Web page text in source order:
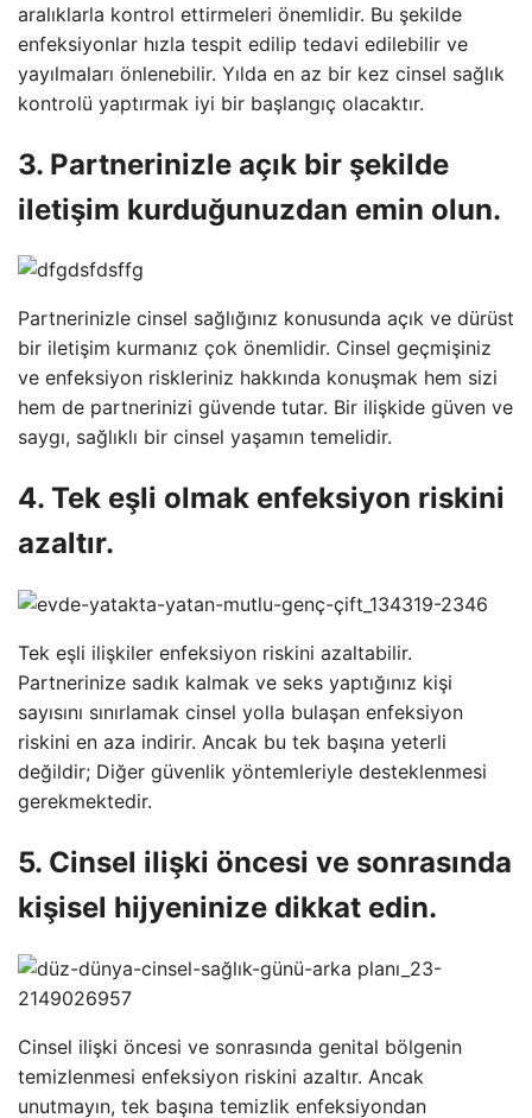
aralıklarla kontrol ettirmeleri önemlidir. Bu şekilde
enfeksiyonlar hızla tespit edilip tedavi edilebilir ve
yayılmaları önlenebilir. Yılda en az bir kez cinsel sağlık
kontrolü yaptırmak iyi bir başlangıç ​​olacaktır.
3. Partnerinizle açık bir şekilde
iletişim kurduğunuzdan emin olun.
Partnerinizle cinsel sağlığınız konusunda açık ve dürüst
bir iletişim kurmanız çok önemlidir. Cinsel geçmişiniz
ve enfeksiyon riskleriniz hakkında konuşmak hem sizi
hem de partnerinizi güvende tutar. Bir ilişkide güven ve
saygı, sağlıklı bir cinsel yaşamın temelidir.
4. Tek eşli olmak enfeksiyon riskini
azaltır.
Tek eşli ilişkiler enfeksiyon riskini azaltabilir.
Partnerinize sadık kalmak ve seks yaptığınız kişi
sayısını sınırlamak cinsel yolla bulaşan enfeksiyon
riskini en aza indirir. Ancak bu tek başına yeterli
değildir; Diğer güvenlik yöntemleriyle desteklenmesi
gerekmektedir.
5. Cinsel ilişki öncesi ve sonrasında
kişisel hijyeninize dikkat edin.
Cinsel ilişki öncesi ve sonrasında genital bölgenin
temizlenmesi enfeksiyon riskini azaltır. Ancak
unutmayın, tek başına temizlik enfeksiyondan